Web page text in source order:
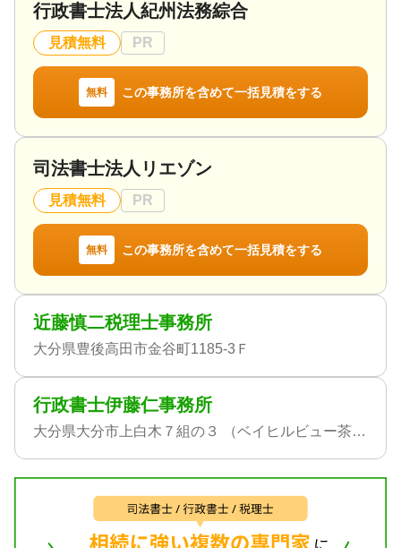
行政書士法人紀州法務綜合
見積無料 PR
無料 この事務所を含めて一括見積をする
司法書士法人リエゾン
見積無料 PR
無料 この事務所を含めて一括見積をする
近藤慎二税理士事務所
大分県豊後高田市金谷町1185-3Ｆ
行政書士伊藤仁事務所
大分県大分市上白木７組の３ （ベイヒルビュー茶屋ヶ台７０１）